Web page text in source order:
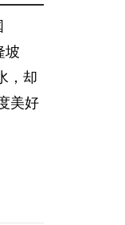
坡
，却
美好